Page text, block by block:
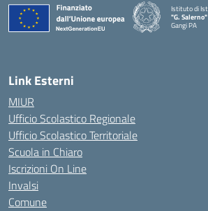
Istituto di
"G. Salerno"
Gangi PA
— Visita la
Link Esterni
MIUR
Ufficio Scolastico Regionale
Ufficio Scolastico Territoriale
Scuola in Chiaro
Iscrizioni On Line
Invalsi
Comune